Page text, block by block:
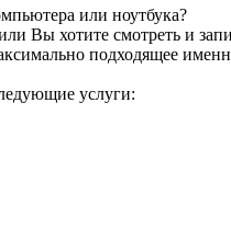
или ноутбука?
Вы хотите смотреть и
подходящее
услуги: